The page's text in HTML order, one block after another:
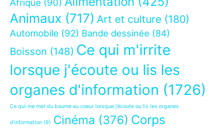
Afrique (90)
Animaux (717) Art et culture (180)
Automobile (92) Bande dessinée (84)
Boisson (148) Ce qui m'irrite
lorsque j'écoute ou lis les
organes d'information (1726)
Ce qui me met du baume au coeur lorsque j’écoute ou lis les organes
d’information (9) Cinéma (376) Corps